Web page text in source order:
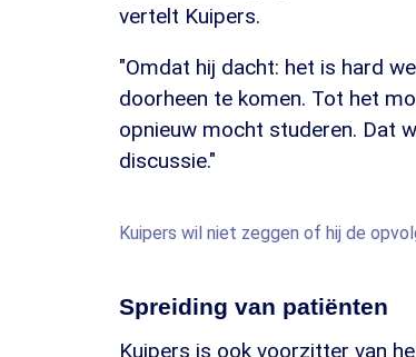
vertelt Kuipers.
"Omdat hij dacht: het is hard
doorheen te komen. Tot het
opnieuw mocht studeren. Dat
discussie."
Kuipers wil niet zeggen of hij de
Spreiding van patiënten
Kuipers is ook voorzitter van